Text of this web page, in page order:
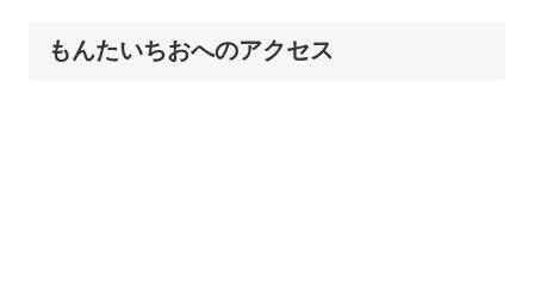
もんたいちおへのアクセス